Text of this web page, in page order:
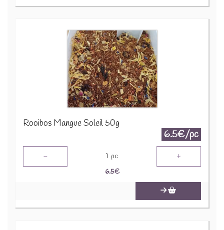
Rooibos Mangue Soleil 50g
6.5€/pc
- 1 pc +
6.5€